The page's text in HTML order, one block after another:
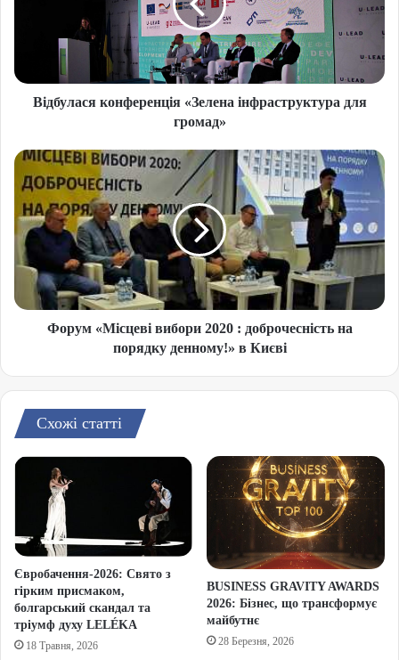
Відбулася конференція «Зелена інфраструктура для
громад»
Форум «Місцеві вибори 2020 : доброчесність на
порядку денному!» в Києві
Схожі статті
Євробачення-2026: Свято з
гірким присмаком,
болгарський скандал та
тріумф духу LELÉKA
18 Травня, 2026
BUSINESS GRAVITY AWARDS
2026: Бізнес, що трансформує
майбутнє
28 Березня, 2026